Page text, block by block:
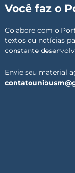
Você faz o
Colabore com o
textos ou notícias
constante
Envie seu material